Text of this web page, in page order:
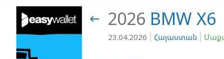
 2026 BMW X6
23.04.2026 Հայաստան